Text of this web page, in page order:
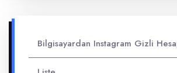
Bilgisayardan Instagram Gizli